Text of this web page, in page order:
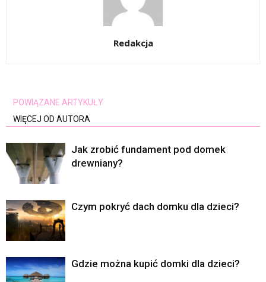
Redakcja
POWIĄZANE ARTYKUŁY
WIĘCEJ OD AUTORA
Jak zrobić fundament pod domek
drewniany?
Czym pokryć dach domku dla dzieci?
Gdzie można kupić domki dla dzieci?